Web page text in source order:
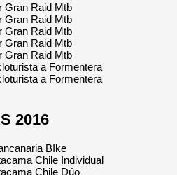
Gran Raid Mtb
Gran Raid Mtb
Gran Raid Mtb
Gran Raid Mtb
Gran Raid Mtb
a Formentera
a Formentera
2016
BIke
Chile Individual
Chile Dúo